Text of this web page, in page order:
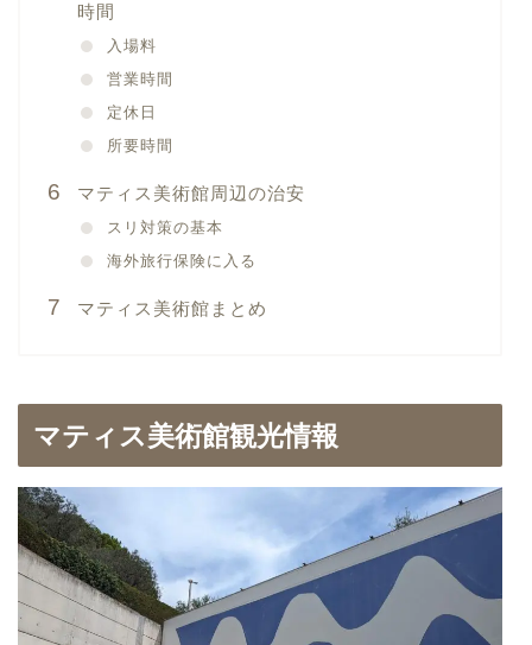
時間
入場料
営業時間
定休日
所要時間
マティス美術館周辺の治安
スリ対策の基本
海外旅行保険に入る
マティス美術館まとめ
マティス美術館観光情報